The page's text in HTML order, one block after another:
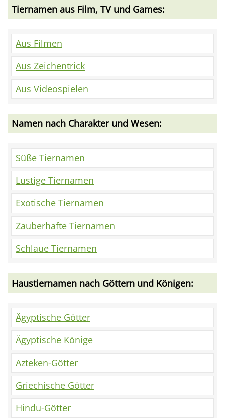
Tiernamen aus Film, TV und Games:
Aus Filmen
Aus Zeichentrick
Aus Videospielen
Namen nach Charakter und Wesen:
Süße Tiernamen
Lustige Tiernamen
Exotische Tiernamen
Zauberhafte Tiernamen
Schlaue Tiernamen
Haustiernamen nach Göttern und Königen:
Ägyptische Götter
Ägyptische Könige
Azteken-Götter
Griechische Götter
Hindu-Götter